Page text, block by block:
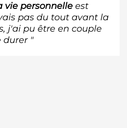
vie personnelle est
pas du tout avant la
j'ai pu être en couple
durer "